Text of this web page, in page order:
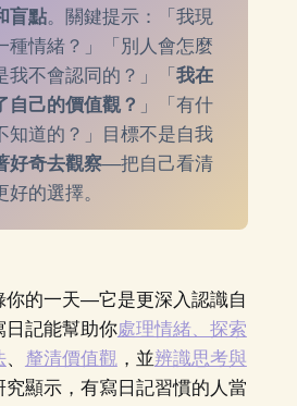
盲點。關鍵提示：「我現
種情緒？」「別人會怎麼
我不會認同的？」「 我在
自己的價值觀？ 」「有什
知道的？」目標不是自我
好奇去觀察—把自己看清
的選擇。
你的一天—它是更深入認識自
日記能幫助你處理情緒、探索
、 釐清價值觀，並辨識思考與
究顯示，有寫日記習慣的人當